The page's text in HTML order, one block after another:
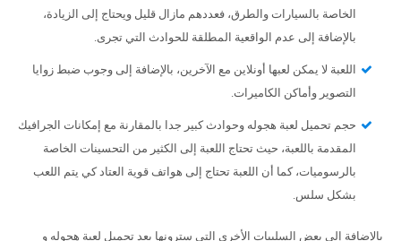
الخاصة بالسيارات والطرق، فعددهم مازال قليل ويحتاج إلى الزيادة،
بالإضافة إلى عدم الواقعية المطلقة للحوادث التي تجرى.
اللعبة لا يمكن لعبها أونلاين مع الآخرين، بالإضافة إلى وجوب ضبط زوايا
التصوير وأماكن الكاميرات.
حجم تحميل لعبة هجوله وحوادث كبير جدا بالمقارنة مع إمكانات الجرافيك
المقدمة باللعبة، حيث تحتاج اللعبة إلى الكثير من التحسينات الخاصة
بالرسوميات، كما أن اللعبة تحتاج إلى هواتف قوية العتاد كي يتم اللعب
بشكل سلس.
بالإضافة إلى بعض السلبيات الأخرى التي سترونها بعد تحميل لعبة هجوله و